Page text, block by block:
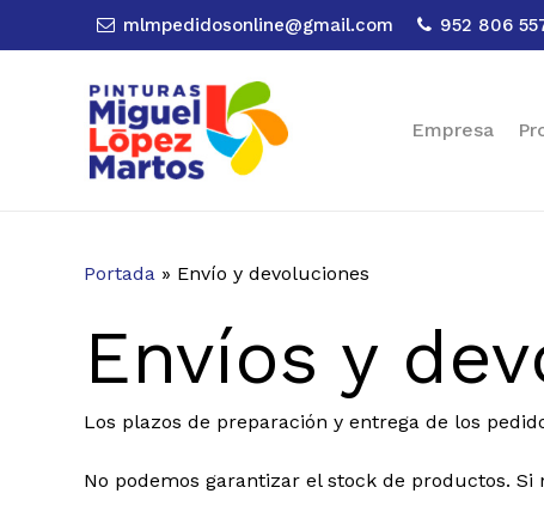
mlmpedidosonline@gmail.com 952 806
Empresa
Portada » Envío y devoluciones
Envíos y
Los plazos de preparación y entrega de los
No podemos garantizar el stock de productos.